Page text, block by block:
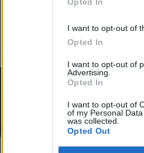
I want to opt-out of
Opted In
I want to opt-out of
Advertising.
Opted In
I want to opt-out of
of my Personal
was collected.
Opted Out
Greendex Szemle